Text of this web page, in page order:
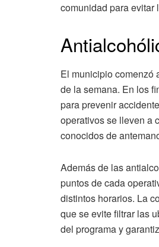
comunidad para evitar
El municipio comenzó
de la semana. En los
para prevenir
operativos se lleven a
conocidos de
Además de las
puntos de cada
distintos horarios. La
que se evite filtrar las
del programa y